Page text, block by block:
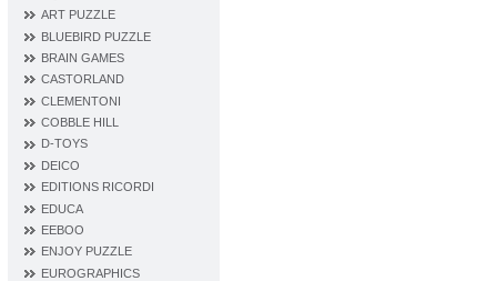
ART PUZZLE
BLUEBIRD PUZZLE
BRAIN GAMES
CASTORLAND
CLEMENTONI
COBBLE HILL
D‐TOYS
DEICO
EDITIONS RICORDI
EDUCA
EEBOO
ENJOY PUZZLE
EUROGRAPHICS